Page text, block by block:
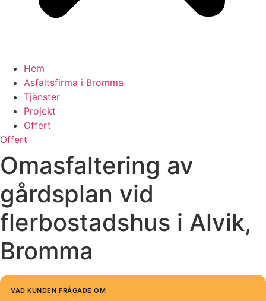
Hem
Asfaltsfirma i Bromma
Tjänster
Projekt
Offert
Offert
Omasfaltering av
gårdsplan vid
flerbostadshus i Alvik,
Bromma
VAD KUNDEN FRÅGADE OM